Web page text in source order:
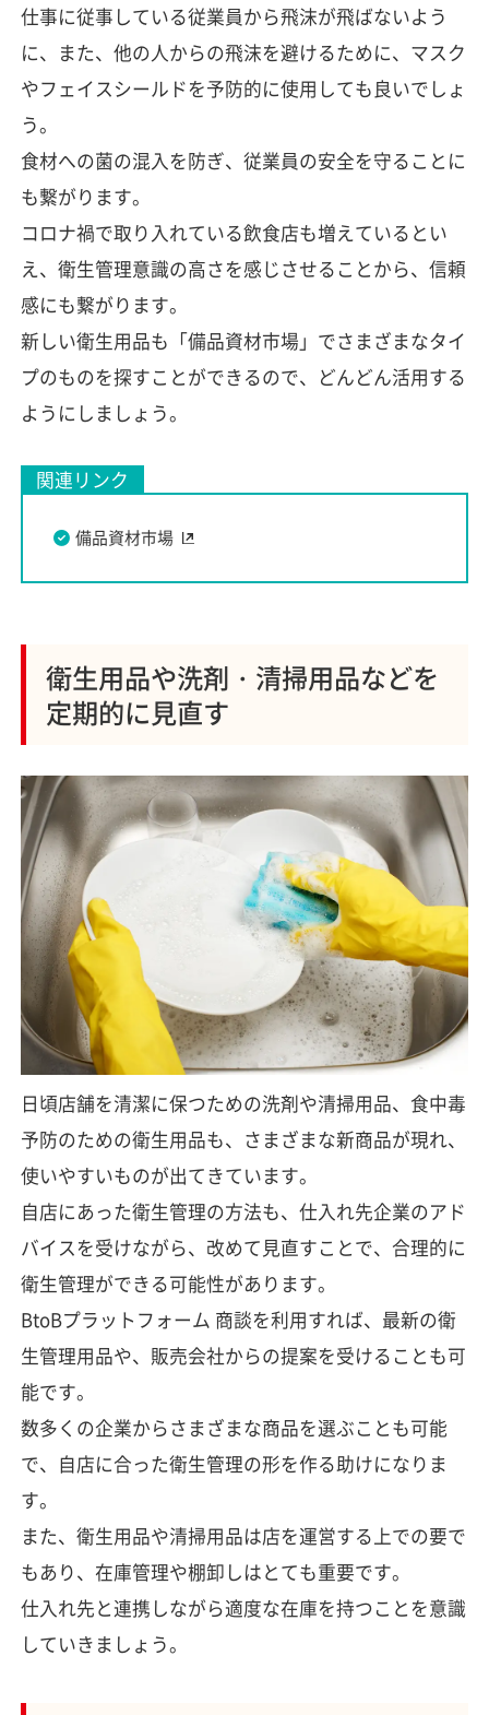
仕事に従事している従業員から飛沫が飛ばないよう
に、また、他の人からの飛沫を避けるために、マスク
やフェイスシールドを予防的に使用しても良いでしょ
う。
食材への菌の混入を防ぎ、従業員の安全を守ることに
も繋がります。
コロナ禍で取り入れている飲食店も増えているとい
え、衛生管理意識の高さを感じさせることから、信頼
感にも繋がります。
新しい衛生用品も「備品資材市場」でさまざまなタイ
プのものを探すことができるので、どんどん活用する
ようにしましょう。
関連リンク
備品資材市場
衛生用品や洗剤・清掃用品などを
定期的に見直す
日頃店舗を清潔に保つための洗剤や清掃用品、食中毒
予防のための衛生用品も、さまざまな新商品が現れ、
使いやすいものが出てきています。
自店にあった衛生管理の方法も、仕入れ先企業のアド
バイスを受けながら、改めて見直すことで、合理的に
衛生管理ができる可能性があります。
BtoBプラットフォーム 商談を利用すれば、最新の衛
生管理用品や、販売会社からの提案を受けることも可
能です。
数多くの企業からさまざまな商品を選ぶことも可能
で、自店に合った衛生管理の形を作る助けになりま
す。
また、衛生用品や清掃用品は店を運営する上での要で
もあり、在庫管理や棚卸しはとても重要です。
仕入れ先と連携しながら適度な在庫を持つことを意識
していきましょう。